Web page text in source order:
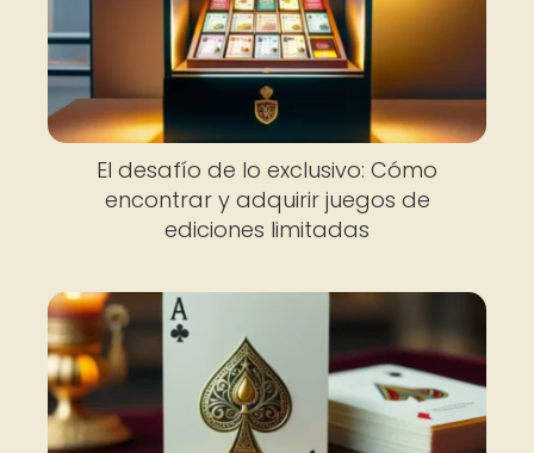
El desafío de lo exclusivo: Cómo
encontrar y adquirir juegos de
ediciones limitadas